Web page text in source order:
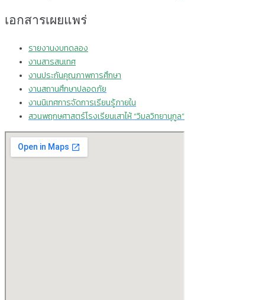
เอกสารเผยแพร่
รายงานงบทดลอง
งานสารสนเทศ
งานประกันคุณภาพการศึกษา
งานสถานศึกษาปลอดภัย
งานนิเทศการจัดการเรียนรู้ภายใน
สวนพฤกษศาสตร์โรงเรียนเสาไห้ “วิมลวิทยานุกูล”